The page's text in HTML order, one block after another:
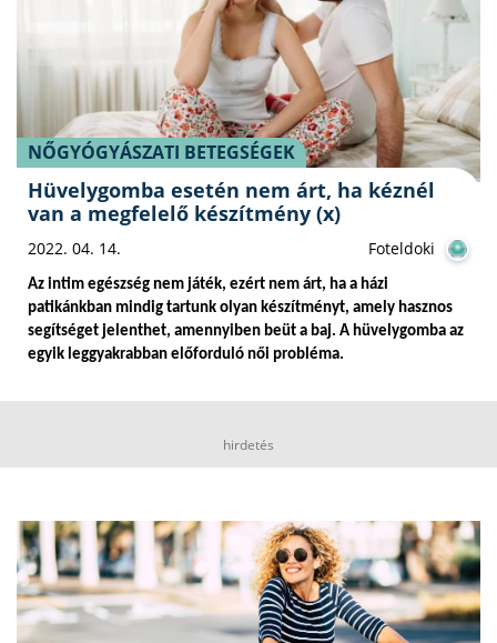
NŐGYÓGYÁSZATI BETEGSÉGEK
Hüvelygomba esetén nem árt, ha kéznél
van a megfelelő készítmény (x)
2022. 04. 14. Foteldoki
Az intim egészség nem játék, ezért nem árt, ha a házi
patikánkban mindig tartunk olyan készítményt, amely hasznos
segítséget jelenthet, amennyiben beüt a baj. A hüvelygomba az
egyik leggyakrabban előforduló női probléma.
hirdetés